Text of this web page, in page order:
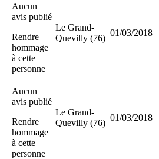
Aucun
avis publié
Rendre
hommage
à cette
personne
Le Grand-
Quevilly (76)
01/03/2018
Aucun
avis publié
Rendre
hommage
à cette
personne
Le Grand-
Quevilly (76)
01/03/2018